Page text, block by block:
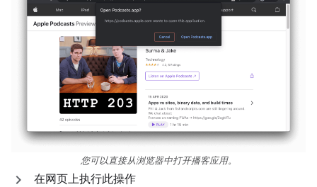
您可以直接从浏览器中打开播客应用。
在网页上执行此操作